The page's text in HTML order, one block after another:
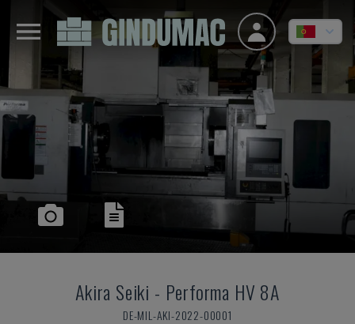
Akira Seiki - Performa HV 8A
DE-MIL-AKI-2022-00001